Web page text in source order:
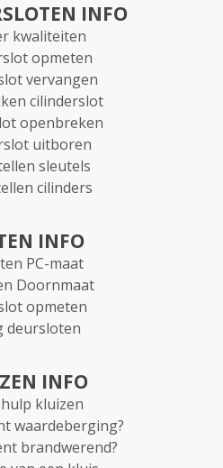
INFO
kwaliteiten
opmeten
vervangen
cilinderslot
openbreken
uitboren
sleutels
cilinders
INFO
PC-maat
Doornmaat
opmeten
deursloten
INFO
kluizen
waardeberging?
brandwerend?